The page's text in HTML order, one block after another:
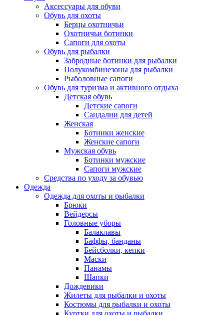
Аксессуары для обуви
Обувь для охоты
Берцы охотничьи
Охотничьи ботинки
Сапоги для охоты
Обувь для рыбалки
Забродные ботинки для рыбалки
Полукомбинезоны для рыбалки
Рыболовные сапоги
Обувь для туризма и активного отдыха
Детская обувь
Детские сапоги
Сандалии для детей
Женская
Ботинки женские
Женские сапоги
Мужская обувь
Ботинки мужские
Сапоги мужские
Средства по уходу за обувью
Одежда
Одежда для охоты и рыбалки
Брюки
Вейдерсы
Головные уборы
Балаклавы
Баффы, банданы
Бейсболки, кепки
Маски
Панамы
Шапки
Дождевики
Жилеты для рыбалки и охоты
Костюмы для рыбалки и охоты
Куртки для охоты и рыбалки